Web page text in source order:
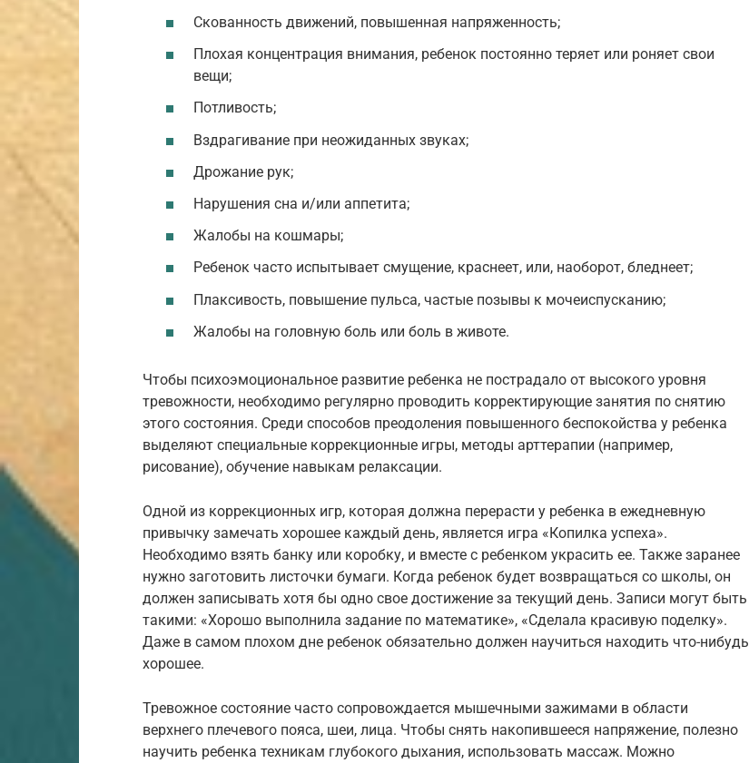
Скованность движений, повышенная напряженность;
Плохая концентрация внимания, ребенок постоянно теряет или роняет свои
вещи;
Потливость;
Вздрагивание при неожиданных звуках;
Дрожание рук;
Нарушения сна и/или аппетита;
Жалобы на кошмары;
Ребенок часто испытывает смущение, краснеет, или, наоборот, бледнеет;
Плаксивость, повышение пульса, частые позывы к мочеиспусканию;
Жалобы на головную боль или боль в животе.
Чтобы психоэмоциональное развитие ребенка не пострадало от высокого уровня
тревожности, необходимо регулярно проводить корректирующие занятия по снятию
этого состояния. Среди способов преодоления повышенного беспокойства у ребенка
выделяют специальные коррекционные игры, методы арттерапии (например,
рисование), обучение навыкам релаксации.
Одной из коррекционных игр, которая должна перерасти у ребенка в ежедневную
привычку замечать хорошее каждый день, является игра «Копилка успеха».
Необходимо взять банку или коробку, и вместе с ребенком украсить ее. Также заранее
нужно заготовить листочки бумаги. Когда ребенок будет возвращаться со школы, он
должен записывать хотя бы одно свое достижение за текущий день. Записи могут быть
такими: «Хорошо выполнила задание по математике», «Сделала красивую поделку».
Даже в самом плохом дне ребенок обязательно должен научиться находить что-нибудь
хорошее.
Тревожное состояние часто сопровождается мышечными зажимами в области
верхнего плечевого пояса, шеи, лица. Чтобы снять накопившееся напряжение, полезно
научить ребенка техникам глубокого дыхания, использовать массаж. Можно